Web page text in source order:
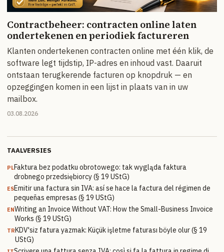
Contractbeheer: contracten online laten
ondertekenen en periodiek factureren
Klanten ondertekenen contracten online met één klik, de
software legt tijdstip, IP-adres en inhoud vast. Daaruit
ontstaan terugkerende facturen op knopdruk — en
opzeggingen komen in een lijst in plaats van in uw
mailbox.
03.08.2026
TAALVERSIES
PLFaktura bez podatku obrotowego: tak wygląda faktura
drobnego przedsiębiorcy (§ 19 UStG)
ESEmitir una factura sin IVA: así se hace la factura del régimen de
pequeñas empresas (§ 19 UStG)
ENWriting an Invoice Without VAT: How the Small-Business Invoice
Works (§ 19 UStG)
TRKDV'siz fatura yazmak: Küçük işletme faturası böyle olur (§ 19
UStG)